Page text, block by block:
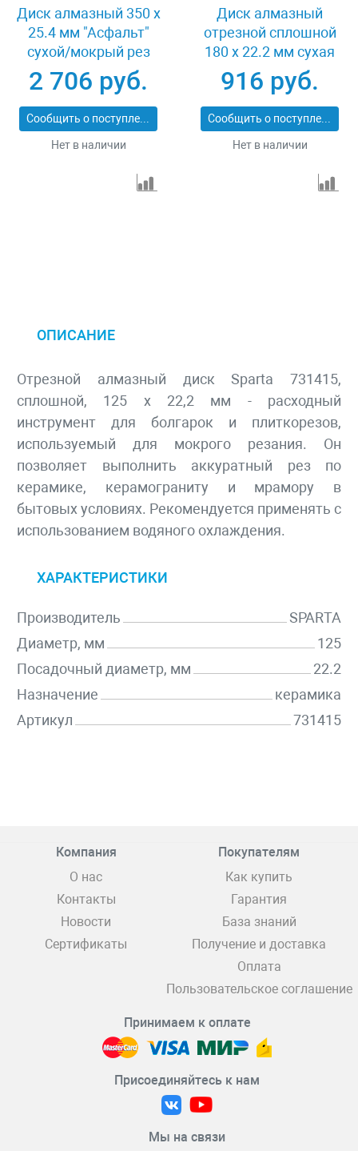
Диск алмазный 350 х
25.4 мм "Асфальт"
сухой/мокрый рез
Сибртех 731013
2 706 руб.
Сообщить о поступлении
Нет в наличии
Диск алмазный
отрезной сплошной
180 х 22.2 мм сухая
резка Matrix
Professional 73128
916 руб.
Сообщить о поступлении
Нет в наличии
ОПИСАНИЕ
Отрезной алмазный диск Sparta 731415,
сплошной, 125 х 22,2 мм - расходный
инструмент для болгарок и плиткорезов,
используемый для мокрого резания. Он
позволяет выполнить аккуратный рез по
керамике, керамограниту и мрамору в
бытовых условиях. Рекомендуется применять с
использованием водяного охлаждения.
ХАРАКТЕРИСТИКИ
Производитель
SPARTA
Диаметр, мм
125
Посадочный диаметр, мм
22.2
Назначение
керамика
Артикул
731415
Компания
О нас
Контакты
Новости
Сертификаты
Покупателям
Как купить
Гарантия
База знаний
Получение и доставка
Оплата
Пользовательское соглашение
Принимаем к оплате
Присоединяйтесь к нам
Мы на связи